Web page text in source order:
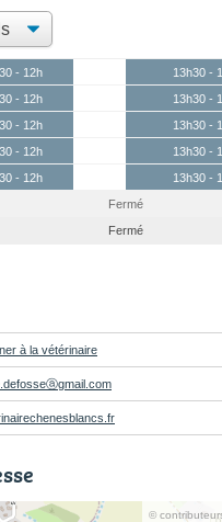
- 12h
13h30 -
- 12h
13h30 -
- 12h
13h30 -
- 12h
13h30 -
- 12h
13h30 -
Fermé
Fermé
à la vétérinaire
©